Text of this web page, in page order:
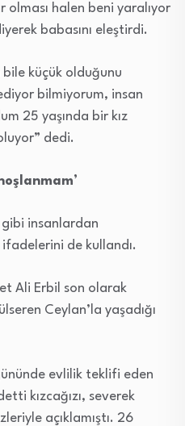
olması halen beni yaralıyor
babasını eleştirdi.
bile küçük olduğunu
bilmiyorum, insan
25 yaşında bir kız
dedi.
gibi insanlardan
de kullandı.
Ali Erbil son olarak
Ceylan’la yaşadığı
evlilik teklifi eden
kızcağızı, severek
açıklamıştı. 26